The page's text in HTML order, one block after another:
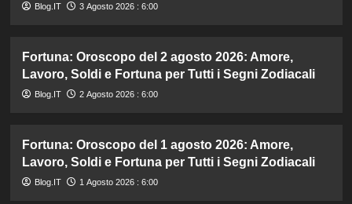
Blog.IT 3 Agosto 2026 : 6:00
Fortuna: Oroscopo del 2 agosto 2026: Amore,
Lavoro, Soldi e Fortuna per Tutti i Segni Zodiacali
Blog.IT 2 Agosto 2026 : 6:00
Fortuna: Oroscopo del 1 agosto 2026: Amore,
Lavoro, Soldi e Fortuna per Tutti i Segni Zodiacali
Blog.IT 1 Agosto 2026 : 6:00